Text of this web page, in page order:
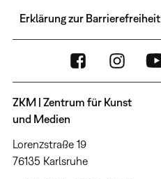
Erklärung zur Barrierefreiheit
ZKM | Zentrum für Kunst
und Medien
Lorenzstraße 19
76135 Karlsruhe